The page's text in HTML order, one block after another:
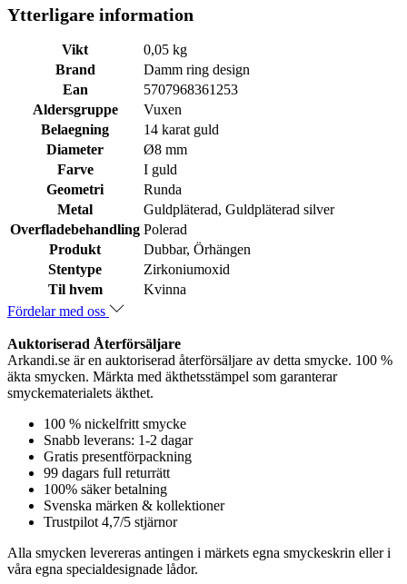
Ytterligare information
Vikt
0,05 kg
Brand
Damm ring design
Ean
5707968361253
Aldersgruppe
Vuxen
Belaegning
14 karat guld
Diameter
Ø8 mm
Farve
I guld
Geometri
Runda
Metal
Guldpläterad, Guldpläterad silver
Overfladebehandling Polerad
Produkt
Dubbar, Örhängen
Stentype
Zirkoniumoxid
Til hvem
Kvinna
Fördelar med oss
Auktoriserad Återförsäljare
Arkandi.se är en auktoriserad återförsäljare av detta smycke. 100 %
äkta smycken. Märkta med äkthetsstämpel som garanterar
smyckematerialets äkthet.
100 % nickelfritt smycke
Snabb leverans: 1-2 dagar
Gratis presentförpackning
99 dagars full returrätt
100% säker betalning
Svenska märken & kollektioner
Trustpilot 4,7/5 stjärnor
Alla smycken levereras antingen i märkets egna smyckeskrin eller i
våra egna specialdesignade lådor.